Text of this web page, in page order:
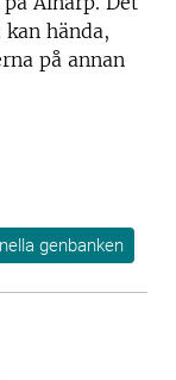
hända,
på annan
genbanken